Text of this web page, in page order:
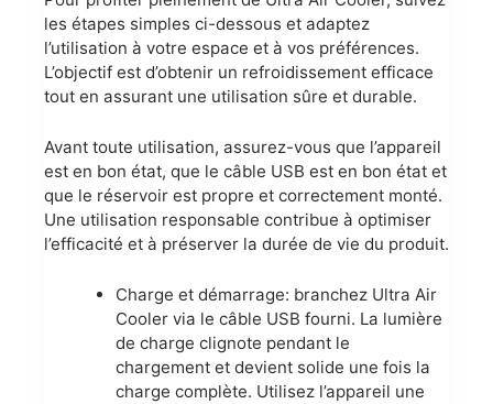
les étapes simples ci-dessous et adaptez
l’utilisation à votre espace et à vos préférences.
L’objectif est d’obtenir un refroidissement efficace
tout en assurant une utilisation sûre et durable.
Avant toute utilisation, assurez-vous que l’appareil
est en bon état, que le câble USB est en bon état et
que le réservoir est propre et correctement monté.
Une utilisation responsable contribue à optimiser
l’efficacité et à préserver la durée de vie du produit.
Charge et démarrage: branchez Ultra Air
Cooler via le câble USB fourni. La lumière
de charge clignote pendant le
chargement et devient solide une fois la
charge complète. Utilisez l’appareil une